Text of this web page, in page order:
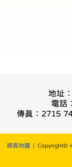
地址
電話
傳真：2715
網頁地圖 | Copyright©